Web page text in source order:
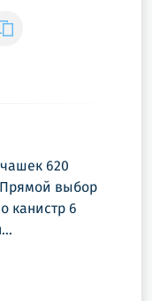
620
выбор
канистр 6